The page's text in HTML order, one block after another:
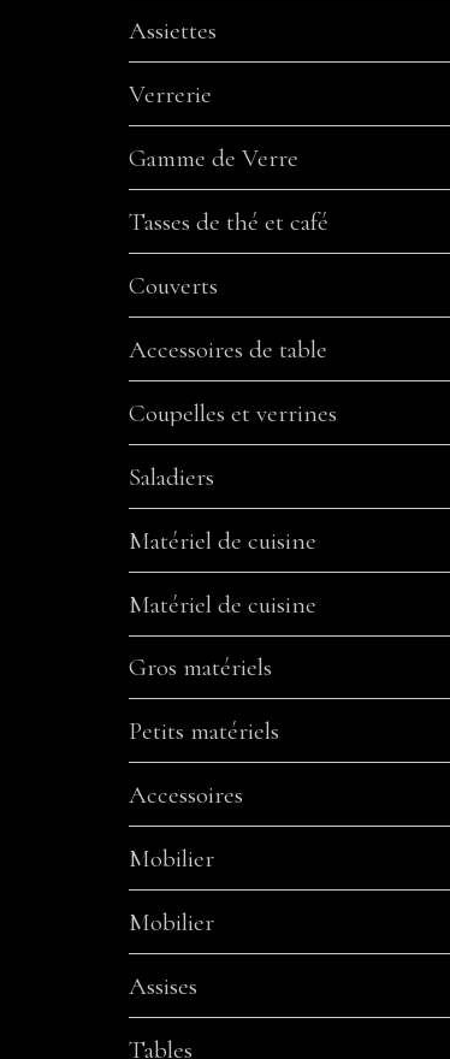
Assiettes
Verrerie
Gamme de Verre
Tasses de thé et café
Couverts
Accessoires de table
Coupelles et verrines
Saladiers
Matériel de cuisine
Matériel de cuisine
Gros matériels
Petits matériels
Accessoires
Mobilier
Mobilier
Assises
Tables